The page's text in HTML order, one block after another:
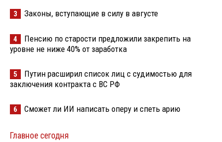
3 Законы, вступающие в силу в августе
4
Пенсию по старости предложили закрепить на
уровне не ниже 40% от заработка
5
Путин расширил список лиц с судимостью для
заключения контракта с ВС РФ
6 Сможет ли ИИ написать оперу и спеть арию
Главное сегодня